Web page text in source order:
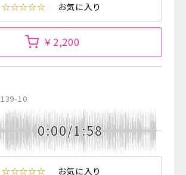
☆☆☆☆☆ お気に入り
￥2,200
139-10
0:00/1:58
☆☆☆☆☆ お気に入り